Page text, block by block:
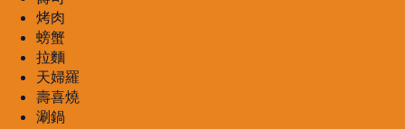
烤肉
螃蟹
拉麵
天婦羅
壽喜燒
涮鍋